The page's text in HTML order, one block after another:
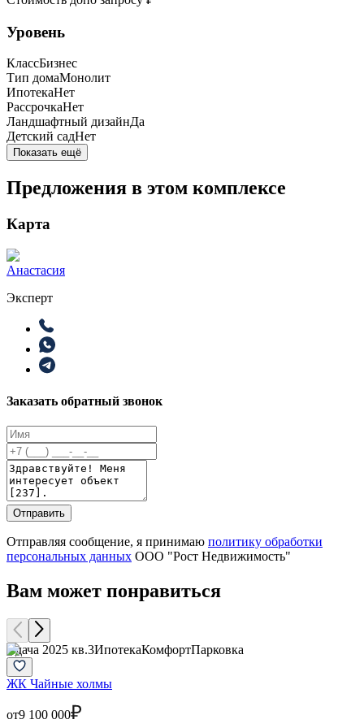
Уровень
КлассБизнес
Тип домаМонолит
ИпотекаНет
РассрочкаНет
Ландшафтный дизайнДа
Детский садНет
Показать ещё
Предложения в этом комплексе
Карта
Анастасия
Эксперт
Заказать обратный звонок
Отправить
Отправляя сообщение, я принимаю политику обработки
персональных данных ООО "Рост Недвижимость"
Вам может понравиться
Сдача 2025 кв.3ИпотекаКомфортПарковка
ЖК Чайные холмы
от9 100 000